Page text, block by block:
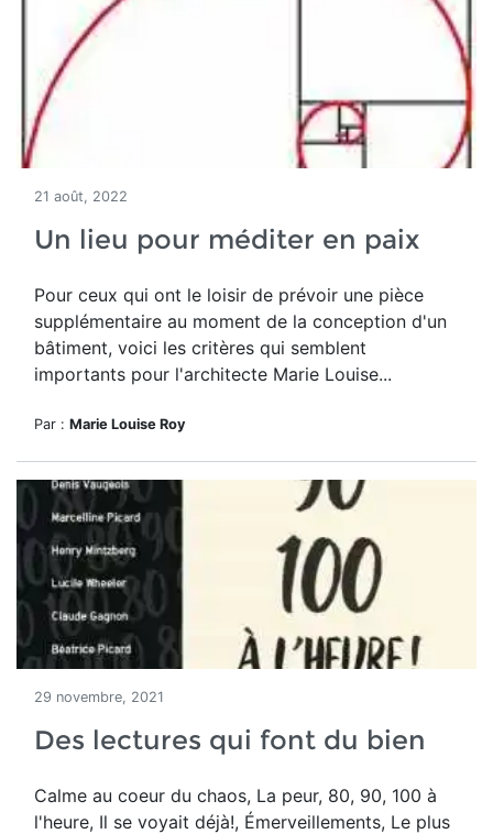
21 août, 2022
Un lieu pour méditer en paix
Pour ceux qui ont le loisir de prévoir une pièce
supplémentaire au moment de la conception d'un
bâtiment, voici les critères qui semblent
importants pour l'architecte Marie Louise...
Par : Marie Louise Roy
29 novembre, 2021
Des lectures qui font du bien
Calme au coeur du chaos, La peur, 80, 90, 100 à
l'heure, Il se voyait déjà!, Émerveillements, Le plus